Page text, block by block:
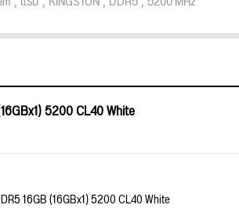
5200 CL40 White
16GB (16GBx1) 5200 CL40 White